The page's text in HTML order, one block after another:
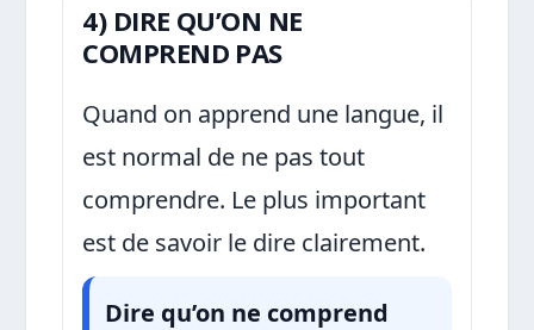
4) DIRE QU’ON NE
COMPREND PAS
Quand on apprend une langue, il
est normal de ne pas tout
comprendre. Le plus important
est de savoir le dire clairement.
Dire qu’on ne comprend